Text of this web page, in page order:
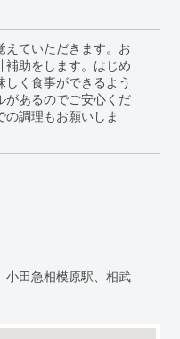
えていただきます。お
補助をします。はじめ
く食事ができるよう
があるのでご安心くだ
の調理もお願いしま
小田急相模原駅、相武